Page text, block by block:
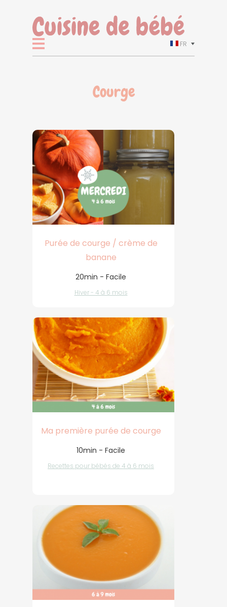
FR
Courge
Purée de courge / crème de
banane
20min - Facile
Hiver - 4 à 6 mois
Ma première purée de courge
10min - Facile
Recettes pour bébés de 4 à 6 mois